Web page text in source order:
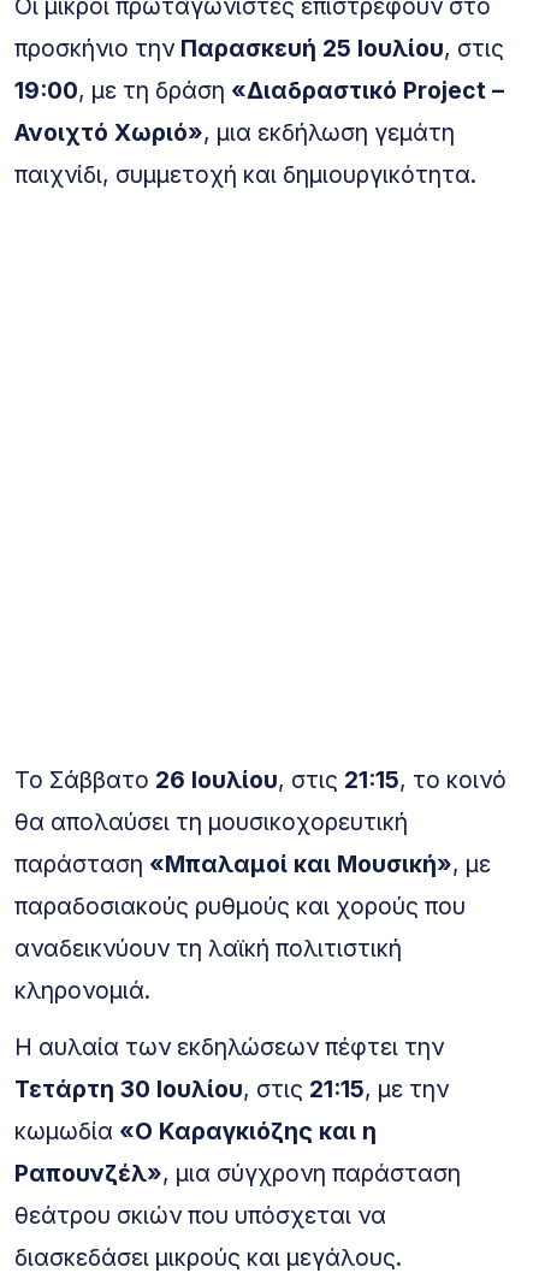
Οι μικροί πρωταγωνιστές επιστρέφουν στο
προσκήνιο την Παρασκευή 25 Ιουλίου, στις
19:00, με τη δράση «Διαδραστικό Project –
Ανοιχτό Χωριό», μια εκδήλωση γεμάτη
παιχνίδι, συμμετοχή και δημιουργικότητα.
Το Σάββατο 26 Ιουλίου, στις 21:15, το κοινό
θα απολαύσει τη μουσικοχορευτική
παράσταση «Μπαλαμοί και Μουσική», με
παραδοσιακούς ρυθμούς και χορούς που
αναδεικνύουν τη λαϊκή πολιτιστική
κληρονομιά.
Η αυλαία των εκδηλώσεων πέφτει την
Τετάρτη 30 Ιουλίου, στις 21:15, με την
κωμωδία «Ο Καραγκιόζης και η
Ραπουνζέλ», μια σύγχρονη παράσταση
θεάτρου σκιών που υπόσχεται να
διασκεδάσει μικρούς και μεγάλους.